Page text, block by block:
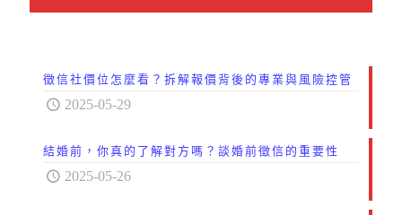
徵信社價位怎麼看？拆解報價背後的專業與風險控管
2025-05-29
結婚前，你真的了解對方嗎？談婚前徵信的重要性
2025-05-26